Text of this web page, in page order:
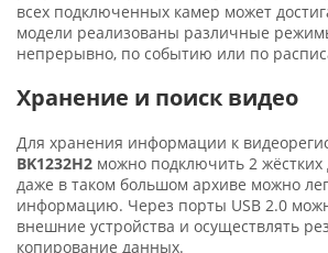
всех подключенных камер может
модели реализованы различные
непрерывно, по событию или по
Хранение и поиск видео
Для хранения информации к
BK1232H2 можно подключить 2
даже в таком большом архиве можно
информацию. Через порты USB 2.0
внешние устройства и осуществлять
копирование данных.